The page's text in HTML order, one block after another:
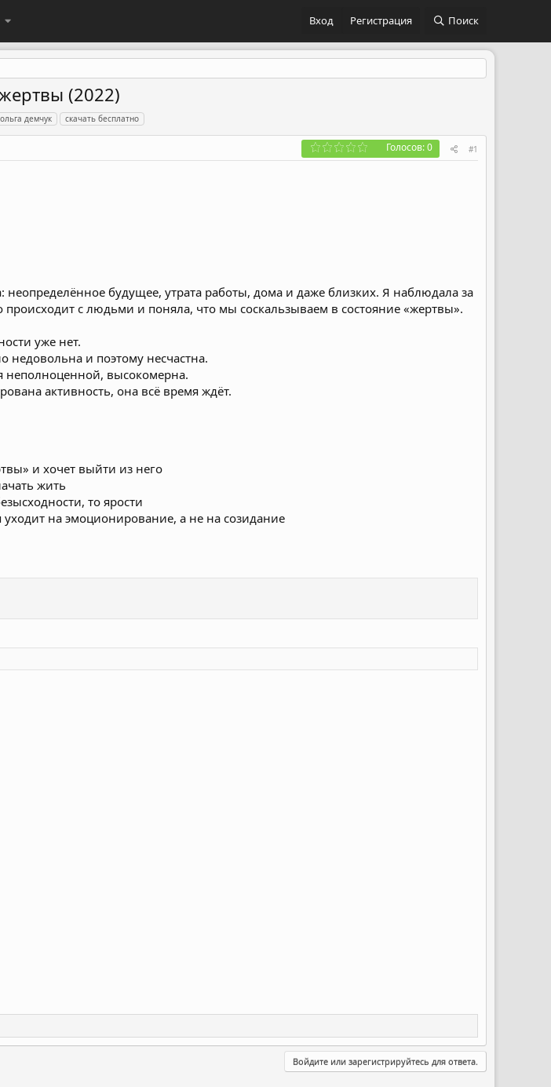
Вход Регистрация Поиск
(2022)
ольга демчук скачать бесплатно
Голосов: 0 #1
неопределённое будущее, утрата работы, дома и даже близких. Я наблюдала за
с людьми и поняла, что мы соскальзываем в состояние «жертвы».
уже нет.
недовольна и поэтому несчастна.
неполноценной, высокомерна.
активность, она всё время ждёт.
и хочет выйти из него
жить
то ярости
уходит на эмоционирование, а не на созидание
Войдите или зарегистрируйтесь для ответа.